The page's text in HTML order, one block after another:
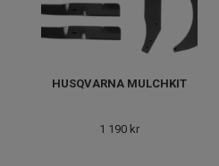
HUSQVARNA MULCHKIT
1 190 kr